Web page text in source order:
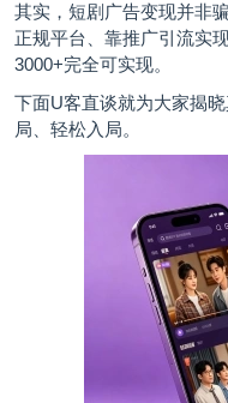
其实，短剧广告变现并非
正规平台、靠推广引流实
3000+完全可实现。
下面U客直谈就为大家揭
局、轻松入局。